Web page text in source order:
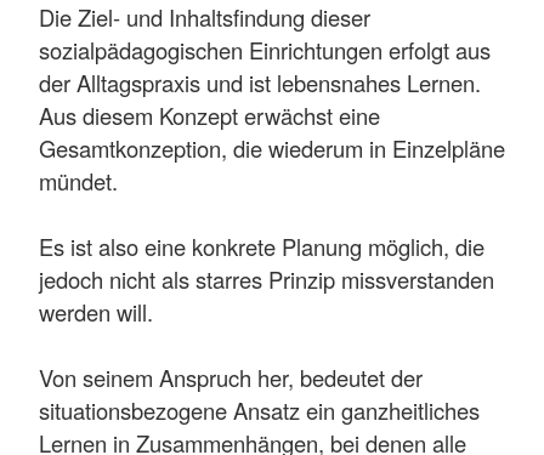
Die Ziel- und Inhaltsfindung dieser
sozialpädagogischen Einrichtungen erfolgt aus
der Alltagspraxis und ist lebensnahes Lernen.
Aus diesem Konzept erwächst eine
Gesamtkonzeption, die wiederum in Einzelpläne
mündet.
Es ist also eine konkrete Planung möglich, die
jedoch nicht als starres Prinzip missverstanden
werden will.
Von seinem Anspruch her, bedeutet der
situationsbezogene Ansatz ein ganzheitliches
Lernen in Zusammenhängen, bei denen alle